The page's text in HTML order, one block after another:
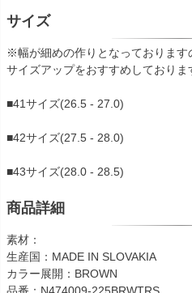
サイズ
※幅が細めの作りとなっております
サイズアップをおすすめしておりま
■41サイズ(26.5 - 27.0)
■42サイズ(27.5 - 28.0)
■43サイズ(28.0 - 28.5)
商品詳細
素材：
生産国：MADE IN SLOVAKIA
カラー展開：BROWN